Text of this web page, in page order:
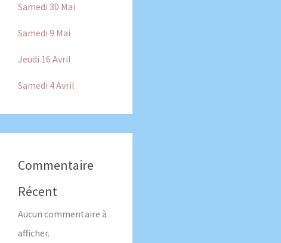
Samedi 30 Mai
Samedi 9 Mai
Jeudi 16 Avril
Samedi 4 Avril
Commentaire
Récent
Aucun commentaire à
afficher.